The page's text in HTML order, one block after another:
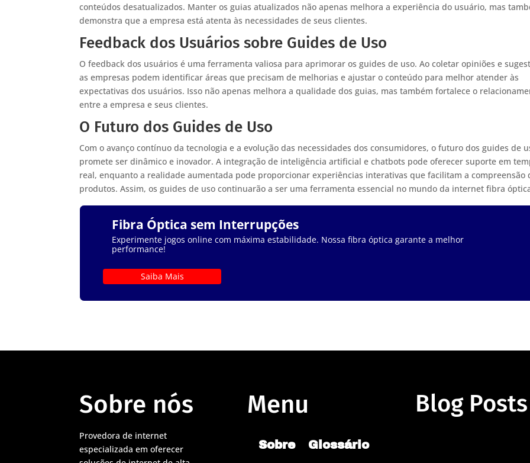
conteúdos desatualizados. Manter os guias atualizados não apenas melhora a experiência do usuário, mas
demonstra que a empresa está atenta às necessidades de seus clientes.
Feedback dos Usuários sobre Guides de Uso
O feedback dos usuários é uma ferramenta valiosa para aprimorar os guides de uso. Ao coletar opiniões e
as empresas podem identificar áreas que precisam de melhorias e ajustar o conteúdo para melhor atender às
expectativas dos usuários. Isso não apenas melhora a qualidade dos guias, mas também fortalece o
entre a empresa e seus clientes.
O Futuro dos Guides de Uso
Com o avanço contínuo da tecnologia e a evolução das necessidades dos consumidores, o futuro dos guides de
promete ser dinâmico e inovador. A integração de inteligência artificial e chatbots pode oferecer suporte em
real, enquanto a realidade aumentada pode proporcionar experiências interativas que facilitam a compreensão
produtos. Assim, os guides de uso continuarão a ser uma ferramenta essencial no mundo da internet fibra
Fibra Óptica sem Interrupções
Experimente jogos online com máxima estabilidade. Nossa fibra óptica garante a melhor
performance!
Saiba Mais
Sobre nós
Provedora de internet
especializada em oferecer
Menu
Sobre Glossário
Blog Posts